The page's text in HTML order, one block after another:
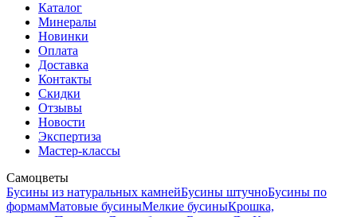
Каталог
Минералы
Новинки
Оплата
Доставка
Контакты
Скидки
Отзывы
Новости
Экспертиза
Мастер-классы
Самоцветы
Бусины из натуральных камнейБусины штучноБусины по
формамМатовые бусиныМелкие бусиныКрошка,